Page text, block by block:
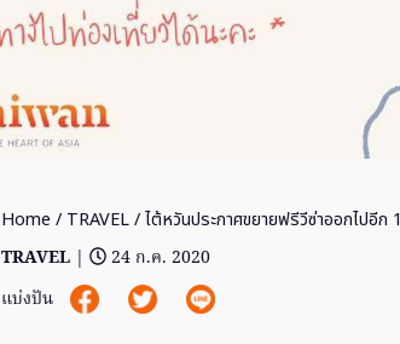
Home / TRAVEL/ ไต้หวันประกาศขยายฟรีวีซ่าออกไปอีก
TRAVEL |
24 ก.ค. 2020
แบ่งปัน